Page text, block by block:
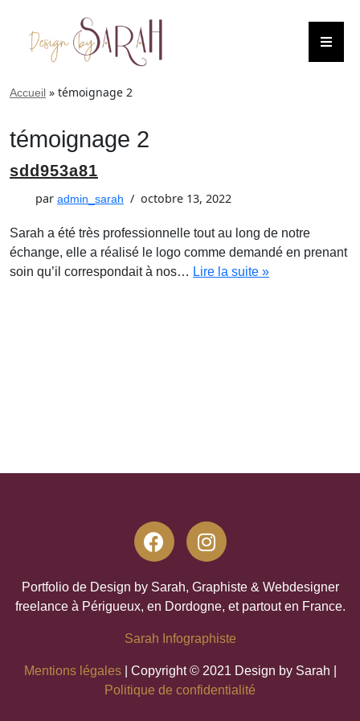
Aller
Accueil » témoignage 2
témoignage 2
sdd953a81
par admin_sarah octobre 13, 2022
Sarah a été très professionnelle tout au long de notre
échange, elle a réalisé le logo comme demandé en prenant
soin qu’il correspondait à nos… Lire la suite »
Portfolio de Design by Sarah, Graphiste & Webdesigner
freelance à Périgueux, en Dordogne, et partout en France.
Sarah Infographiste
Mentions légales| Copyright © 2021 Design by Sarah
Politique de confidentialité